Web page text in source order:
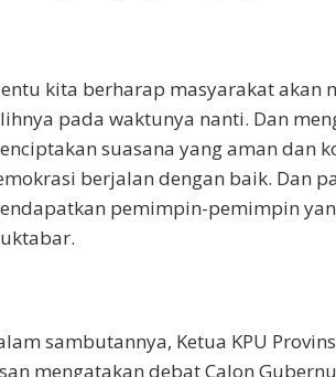
kita berharap masyarakat akan
pada waktunya nanti. Dan
suasana yang aman dan
berjalan dengan baik. Dan
pemimpin-pemimpin
sambutannya, Ketua KPU
mengatakan debat Calon